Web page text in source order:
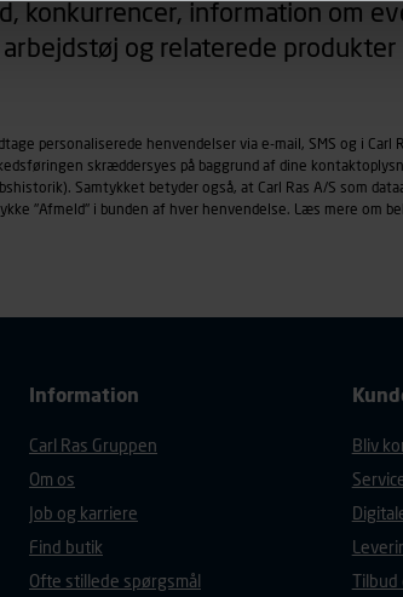
sig på. Til dette formål behandles der
af vores platforme (hjemmeside og app),
browsertype, søgeord, IP-adresse,
der anvendes.
konkurrencer, information om
arbejdstøj og relaterede produkter
personaliserede henvendelser via e-mail, SMS og i Carl
skræddersyes på baggrund af dine
Samtykket betyder også, at Carl Ras A/S som
"Afmeld" i bunden af hver henvendelse. Læs mere om
Information
Carl Ras Gruppen
Om os
Job og karriere
Find butik
Ofte stillede spørgsmål
Bliv